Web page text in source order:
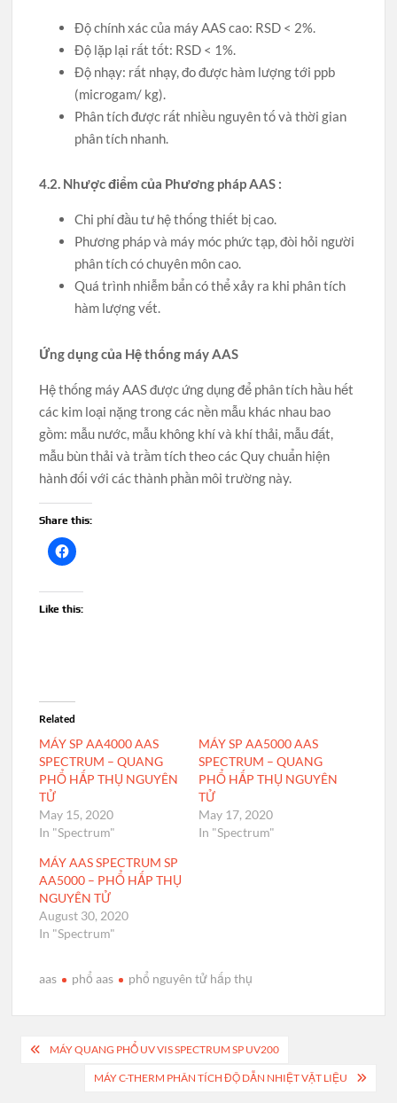
Độ chính xác của máy AAS cao: RSD < 2%.
Độ lặp lại rất tốt: RSD < 1%.
Độ nhạy: rất nhạy, đo được hàm lượng tới ppb
(microgam/ kg).
Phân tích được rất nhiều nguyên tố và thời gian
phân tích nhanh.
4.2. Nhược điểm của Phương pháp AAS :
Chi phí đầu tư hệ thống thiết bị cao.
Phương pháp và máy móc phức tạp, đòi hỏi người
phân tích có chuyên môn cao.
Quá trình nhiễm bẩn có thể xảy ra khi phân tích
hàm lượng vết.
Ứng dụng của Hệ thống máy AAS
Hệ thống máy AAS được ứng dụng để phân tích hầu hết
các kim loại nặng trong các nền mẫu khác nhau bao
gồm: mẫu nước, mẫu không khí và khí thải, mẫu đất,
mẫu bùn thải và trầm tích theo các Quy chuẩn hiện
hành đối với các thành phần môi trường này.
Share this:
Like this:
Related
MÁY SP AA4000 AAS
SPECTRUM – QUANG
PHỔ HẤP THỤ NGUYÊN
TỬ
May 15, 2020
In "Spectrum"
MÁY SP AA5000 AAS
SPECTRUM – QUANG
PHỔ HẤP THỤ NGUYÊN
TỬ
May 17, 2020
In "Spectrum"
MÁY AAS SPECTRUM SP
AA5000 – PHỔ HẤP THỤ
NGUYÊN TỬ
August 30, 2020
In "Spectrum"
aas phổ aas phổ nguyên tử hấp thụ
Post
navigation
MÁY QUANG PHỔ UV VIS SPECTRUM SP UV200
MÁY C-THERM PHÂN TÍCH ĐỘ DẪN NHIỆT VẬT LIỆU